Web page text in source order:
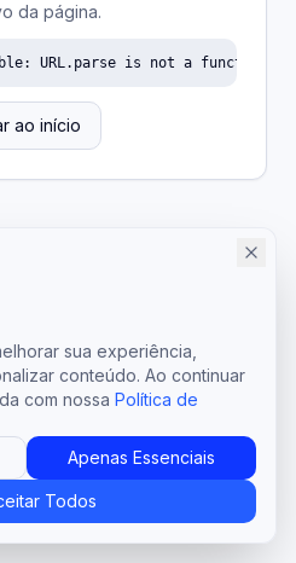
da página.
URL.parse is not a function
ao início
sua experiência,
conteúdo. Ao continuar
com nossa Política de
Apenas Essenciais
Todos